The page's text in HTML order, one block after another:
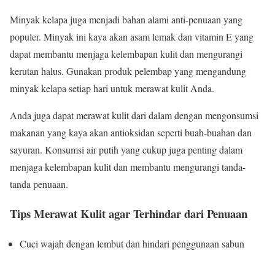
Minyak kelapa juga menjadi bahan alami anti-penuaan yang
populer. Minyak ini kaya akan asam lemak dan vitamin E yang
dapat membantu menjaga kelembapan kulit dan mengurangi
kerutan halus. Gunakan produk pelembap yang mengandung
minyak kelapa setiap hari untuk merawat kulit Anda.
Anda juga dapat merawat kulit dari dalam dengan mengonsumsi
makanan yang kaya akan antioksidan seperti buah-buahan dan
sayuran. Konsumsi air putih yang cukup juga penting dalam
menjaga kelembapan kulit dan membantu mengurangi tanda-
tanda penuaan.
Tips Merawat Kulit agar Terhindar dari Penuaan
Cuci wajah dengan lembut dan hindari penggunaan sabun